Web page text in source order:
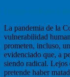
La pandemia de la
vulnerabilidad
prometen, incluso,
evidenciado que, a
siendo radical. Lejos
pretende haber